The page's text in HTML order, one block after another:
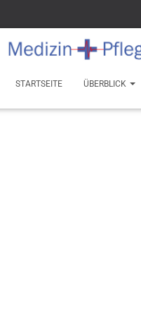
STARTSEITE ÜBERBLICK